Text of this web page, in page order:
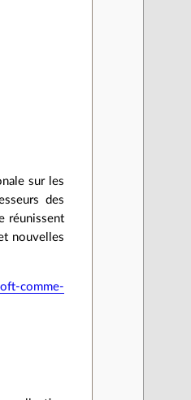
sur les
des
réunissent
nouvelles
comme-